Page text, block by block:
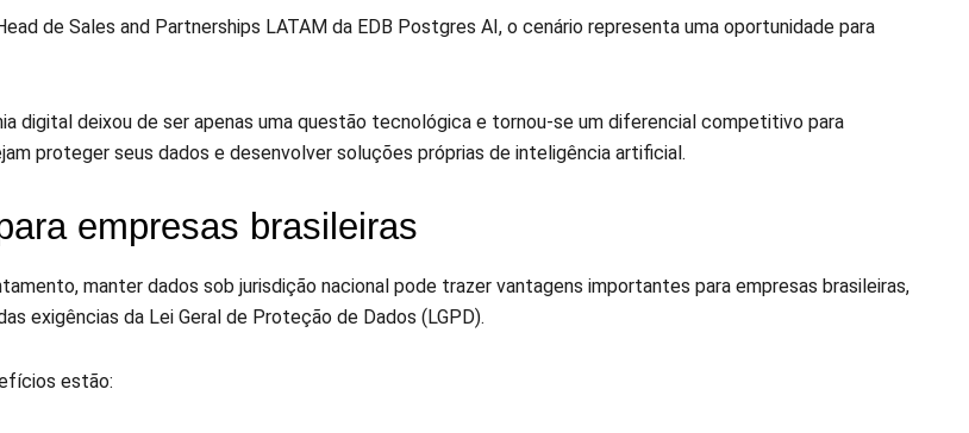
de Sales and Partnerships LATAM da EDB Postgres AI, o cenário representa uma oportunidade para
digital deixou de ser apenas uma questão tecnológica e tornou-se um diferencial competitivo para
proteger seus dados e desenvolver soluções próprias de inteligência artificial.
empresas brasileiras
manter dados sob jurisdição nacional pode trazer vantagens importantes para empresas brasileiras,
exigências da Lei Geral de Proteção de Dados (LGPD).
estão: